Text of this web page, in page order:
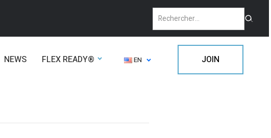
NEWS FLEX READY® EN JOIN